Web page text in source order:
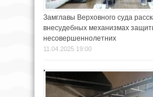
Замглавы Верховного суда
внесудебных механизмах
несовершеннолетних
11.04.2025 19:00